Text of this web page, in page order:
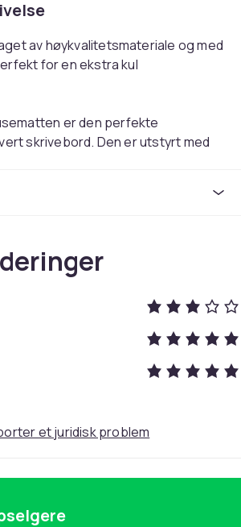
av høykvalitetsmateriale og med
for en ekstra kul
er den perfekte
skrivebord. Den er utstyrt med
liker å sitte ved skrivebordet, vil
har den også flere praktiske
mykt teksturert materiale som
presisjonen for datamus, en
bunn som forhindrer at den
Dessuten er den vanntett
Så prøv denne kule gaming
skap den perfekte atmosfæren
LED, elektronikk
et juridisk problem